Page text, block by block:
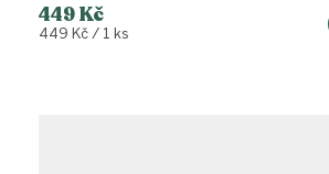
449 Kč
Měrná
449 Kč / 1 ks